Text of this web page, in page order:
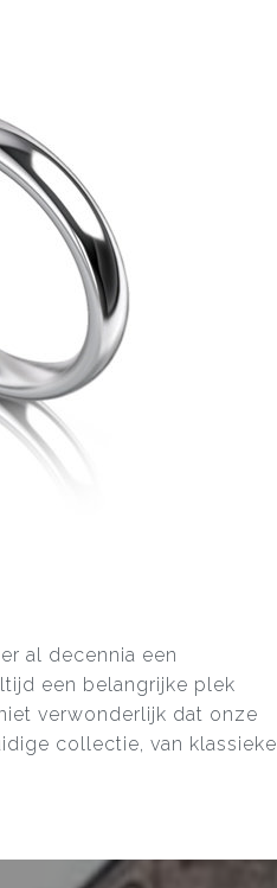
al decennia een
een belangrijke plek
verwonderlijk dat onze
collectie, van klassieke